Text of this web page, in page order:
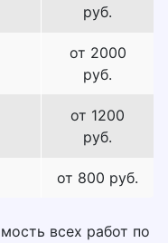
руб.
от 2000
руб.
от 1200
руб.
от 800 руб.
всех работ по